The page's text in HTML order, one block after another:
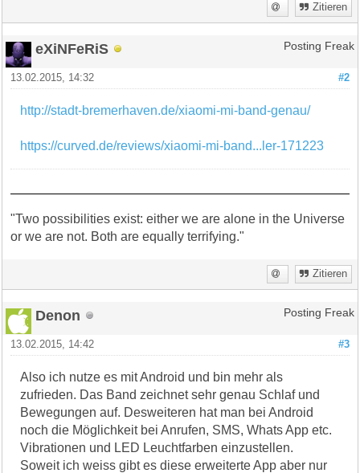
Zitieren
eXiNFeRiS Posting Freak
#2
13.02.2015, 14:32
http://stadt-bremerhaven.de/xiaomi-mi-band-genau/
https://curved.de/reviews/xiaomi-mi-band...ler-171223
"Two possibilities exist: either we are alone in the Universe
or we are not. Both are equally terrifying."
Zitieren
Denon Posting Freak
#3
13.02.2015, 14:42
Also ich nutze es mit Android und bin mehr als
zufrieden. Das Band zeichnet sehr genau Schlaf und
Bewegungen auf. Desweiteren hat man bei Android
noch die Möglichkeit bei Anrufen, SMS, Whats App etc.
Vibrationen und LED Leuchtfarben einzustellen.
Soweit ich weiss gibt es diese erweiterte App aber nur